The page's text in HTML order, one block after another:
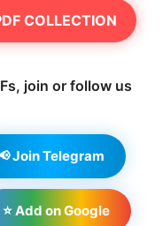
COLLECTION
join or follow us
Join Telegram
⭐ Add on Google